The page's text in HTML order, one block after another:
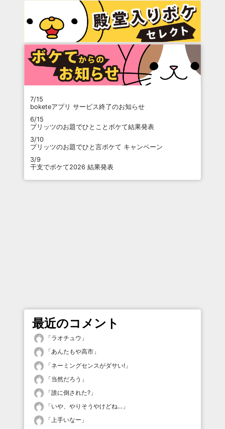
7/15
boketeアプリ サービス終了のお知らせ
6/15
プリッツのお題でひとことボケて結果発表
3/10
プリッツのお題でひと言ボケて キャンペーン
3/9
干支でボケて2026 結果発表
最近のコメント
「ラオチュウ 」
「あんたもや高市 」
「ネーミングセンスがダサい! 」
「当然だろう 」
「誰に倒された? 」
「いや、やりそうやけどね… 」
「上手いなー 」